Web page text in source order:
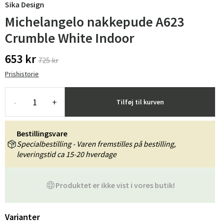
Sika Design
Michelangelo nakkepude A623
Crumble White Indoor
653 kr 725 kr
Prishistorie
- + Tilføj til kurven
Produktet er ikke vist i vores butik!
Bestillingsvare
Specialbestilling - Varen fremstilles på bestilling,
leveringstid ca 15-20 hverdage
Varianter